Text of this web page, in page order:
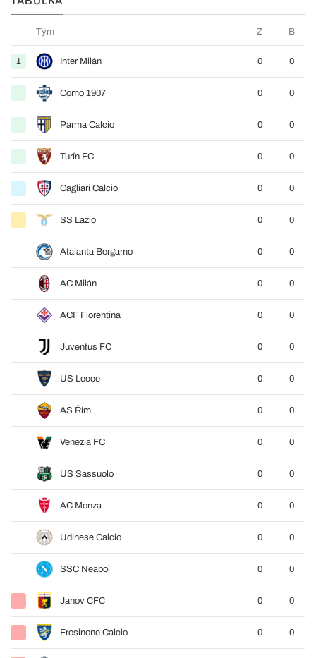
Tým Z B
1 Inter Milán 0 0
Como 1907 0 0
Parma Calcio 0 0
Turín FC 0 0
Cagliari Calcio 0 0
SS Lazio 0 0
Atalanta Bergamo 0 0
AC Milán 0 0
ACF Fiorentina 0 0
Juventus FC 0 0
US Lecce 0 0
AS Řím 0 0
Venezia FC 0 0
US Sassuolo 0 0
AC Monza 0 0
Udinese Calcio 0 0
SSC Neapol 0 0
Janov CFC 0 0
Frosinone Calcio 0 0